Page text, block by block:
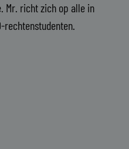
Mr. richt zich op alle in
rechtenstudenten.